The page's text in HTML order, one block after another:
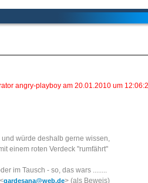
angry-playboy am 20.01.2010 um
würde deshalb gerne wissen,
einem roten Verdeck "rumfährt"
im Tausch - so, das wars ........
gardesana@web.de> (als Beweis)